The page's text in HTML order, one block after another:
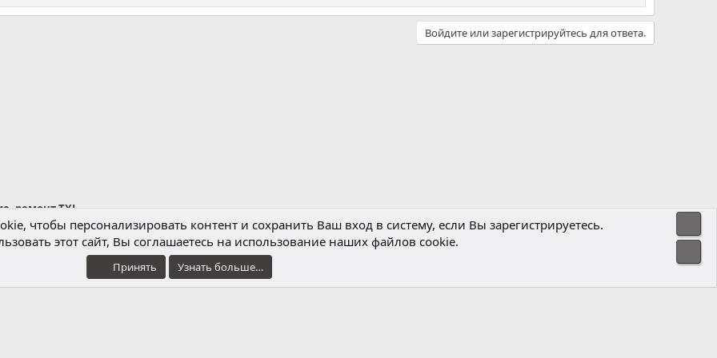
Войдите или зарегистрируйтесь для ответа.
ремонт TXL
Обратная связь Условия и правила Политика конфиденциальности
чтобы персонализировать контент и сохранить Ваш вход в систему, если Вы зарегистрируетесь.
этот сайт, Вы соглашаетесь на использование наших файлов cookie.
Принять Узнать больше…